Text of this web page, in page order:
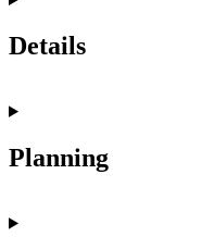
Details
Planning